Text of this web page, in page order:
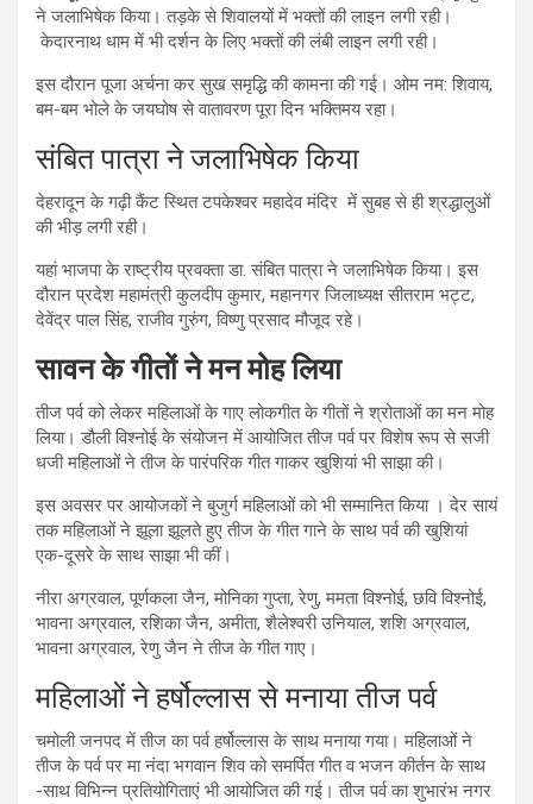
ने जलाभिषेक किया। तड़के से शिवालयों में भक्‍तों की लाइन लगी रही।
केदारनाथ धाम में भी दर्शन के लिए भक्तों की लंबी लाइन लगी रही।
इस दौरान पूजा अर्चना कर सुख समृद्धि की कामना की गई। ओम नम: शिवाय,
बम-बम भोले के जयघोष से वातावरण पूरा दिन भक्तिमय रहा।
संबित पात्रा ने जलाभिषेक किया
देहरादून के गढ़ी कैंट स्थित टपकेश्वर महादेव मंदिर में सुबह से ही श्रद्धालुओं
की भीड़ लगी रही।
यहां भाजपा के राष्ट्रीय प्रवक्ता डा. संबित पात्रा ने जलाभिषेक किया। इस
दौरान प्रदेश महामंत्री कुलदीप कुमार, महानगर जिलाध्यक्ष सीतराम भट्ट,
देवेंद्र पाल सिंह, राजीव गुरुंग, विष्णु प्रसाद मौजूद रहे।
सावन के गीतों ने मन मोह लिया
तीज पर्व को लेकर महिलाओं के गाए लोकगीत के गीतों ने श्रोताओं का मन मोह
लिया। डौली विश्नोई के संयोजन में आयोजित तीज पर्व पर विशेष रूप से सजी
धजी महिलाओं ने तीज के पारंपरिक गीत गाकर खुशियां भी साझा की।
इस अवसर पर आयोजकों ने बुजुर्ग महिलाओं को भी सम्मानित किया । देर सायं
तक महिलाओं ने झूला झूलते हुए तीज के गीत गाने के साथ पर्व की खुशियां
एक-दूसरे के साथ साझा भी कीं।
नीरा अग्रवाल, पूर्णकला जैन, मोनिका गुप्ता, रेणु, ममता विश्नोई, छवि विश्नोई,
भावना अग्रवाल, रशिका जैन, अमीता, शैलेश्वरी उनियाल, शशि अग्रवाल,
भावना अग्रवाल, रेणु जैन ने तीज के गीत गाए।
महिलाओं ने हर्षोल्लास से मनाया तीज पर्व
चमोली जनपद में तीज का पर्व हर्षोल्लास के साथ मनाया गया। महिलाओं ने
तीज के पर्व पर मा नंदा भगवान शिव को समर्पित गीत व भजन कीर्तन के साथ
-साथ विभिन्न प्रतियोगिताएं भी आयोजित की गई। तीज पर्व का शुभारंभ नगर